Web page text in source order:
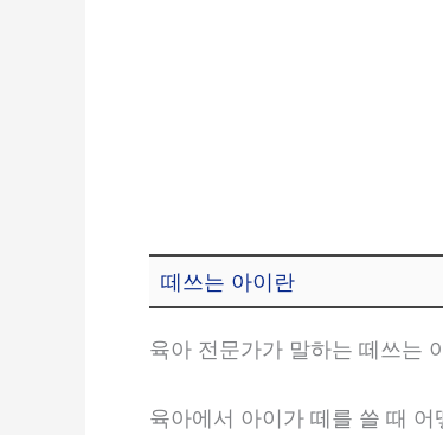
떼쓰는 아이란
육아 전문가가 말하는 떼쓰는
육아에서 아이가 떼를 쓸 때